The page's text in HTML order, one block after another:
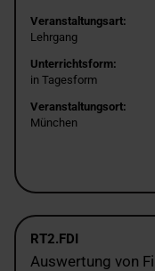
Veranstaltungsart:
Lehrgang
Unterrichtsform:
in Tagesform
Veranstaltungsort:
München
RT2.FDI
Auswertung von